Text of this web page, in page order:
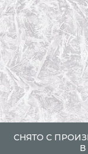
СНЯТО С
В